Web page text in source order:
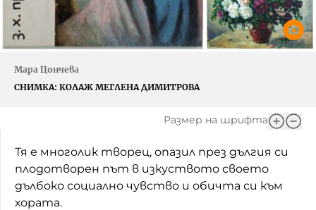
Мара Цончева
СНИМКА: КОЛАЖ МЕГЛЕНА ДИМИТРОВА
Размер на шрифта
Тя е многолик творец, опазил през дългия си
плодотворен път в изкуството своето
дълбоко социално чувство и обичта си към
хората.